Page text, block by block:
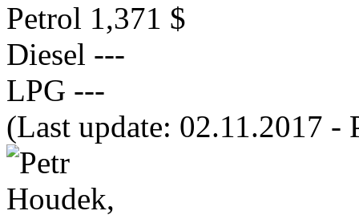
Petrol 1,371 $
Diesel ---
LPG ---
(Last update: 02.11.2017 -